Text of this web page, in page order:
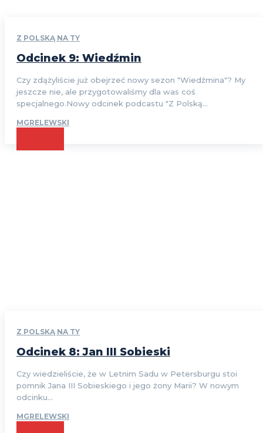
Z POLSKĄ NA TY
Odcinek 9: Wiedźmin
Czy zdążyliście już obejrzeć nowy sezon "Wiedźmina"? My
jeszcze nie, ale przygotowaliśmy dla was coś
specjalnego.Nowy odcinek podcastu "Z Polską...
MGRELEWSKI
Z POLSKĄ NA TY
Odcinek 8: Jan III Sobieski
Czy wiedzieliście, że w Letnim Sadu w Petersburgu stoi
pomnik Jana III Sobieskiego i jego żony Marii? W nowym
odcinku...
MGRELEWSKI